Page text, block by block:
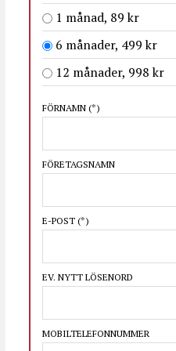
1 månad, 89 kr
6 månader, 499 kr
12 månader, 998 kr
FÖRNAMN (*)
FÖRETAGSNAMN
E-POST (*)
EV. NYTT LÖSENORD
MOBILTELEFONNUMMER